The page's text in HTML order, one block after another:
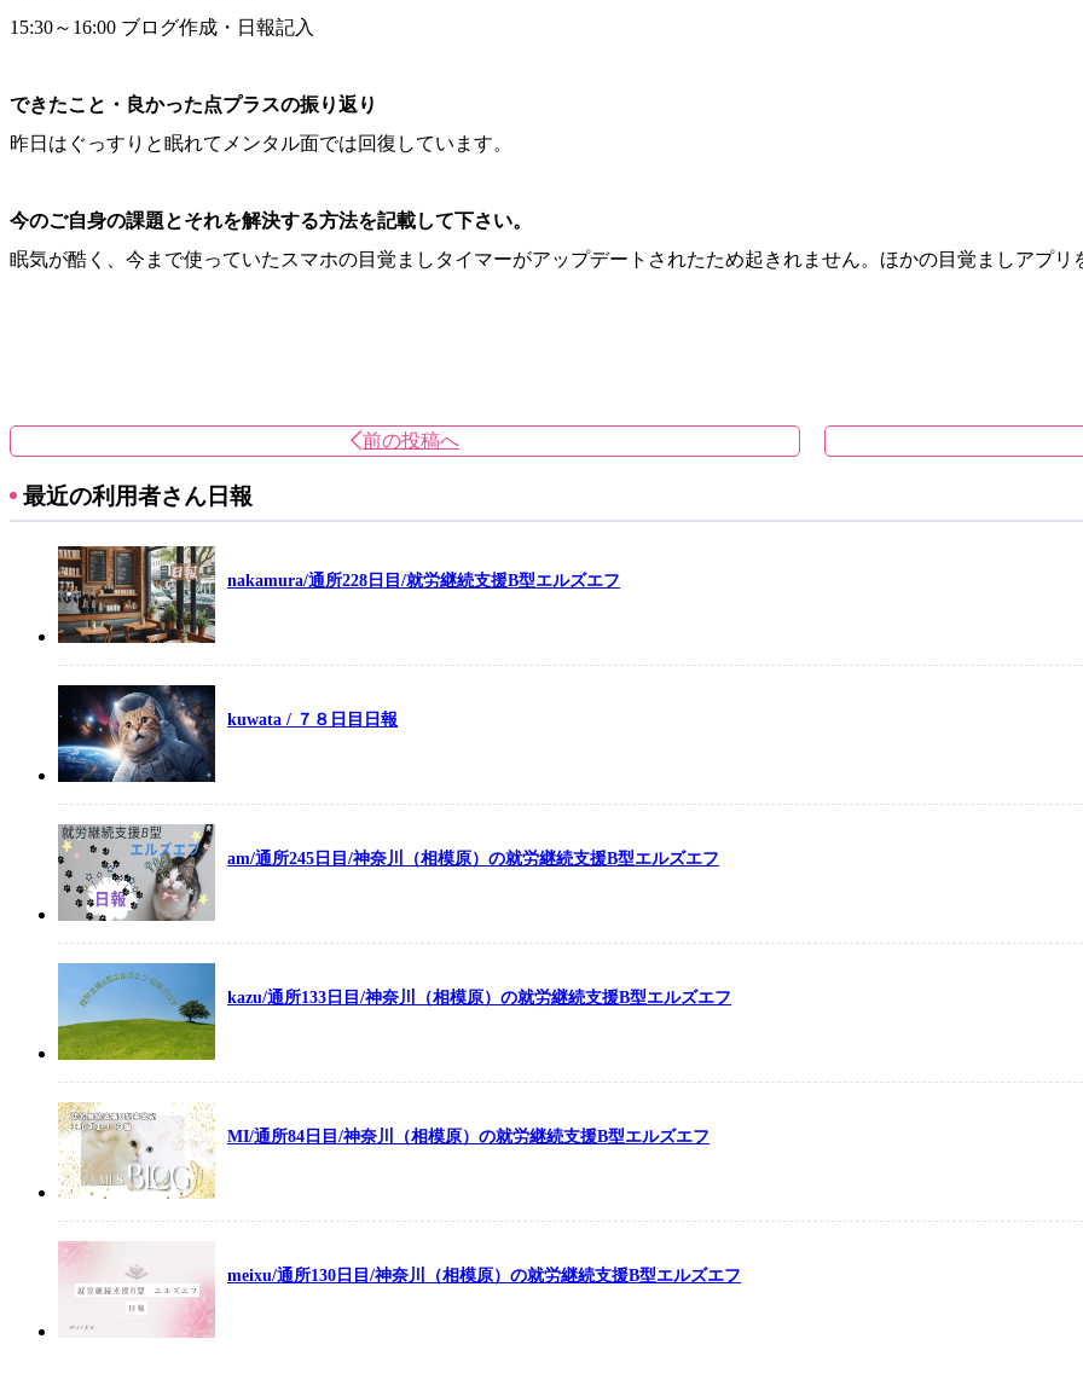
15:30～16:00 ブログ作成・日報記入
できたこと・良かった点プラスの振り返り
昨日はぐっすりと眠れてメンタル面では回復しています。
今のご自身の課題とそれを解決する方法を記載して下さい。
眠気が酷く、今まで使っていたスマホの目覚ましタイマーがアップデートされたため起きれません。ほかの目覚ましアプリ
前の投稿へ
最近の利用者さん日報
nakamura/通所228日目/就労継続支援B型エルズエフ
kuwata / ７８日目日報
am/通所245日目/神奈川（相模原）の就労継続支援B型エルズエフ
kazu/通所133日目/神奈川（相模原）の就労継続支援B型エルズエフ
MI/通所84日目/神奈川（相模原）の就労継続支援B型エルズエフ
meixu/通所130日目/神奈川（相模原）の就労継続支援B型エルズエフ